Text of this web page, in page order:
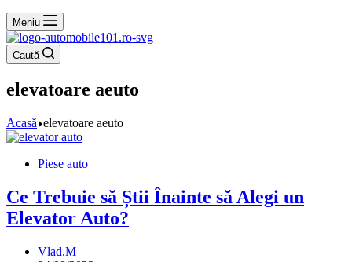
Meniu
Caută
elevatoare aeuto
Acasă elevatoare aeuto
Piese auto
Ce Trebuie să Știi Înainte să Alegi un
Elevator Auto?
Vlad.M